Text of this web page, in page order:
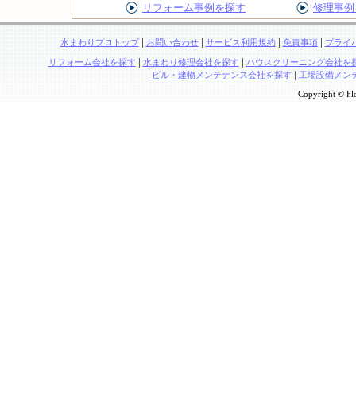
リフォーム事例を探す 修理事
水まわりプロトップ| お問い合わせ| サービス利用規約| 免責事項| プライ
リフォーム会社を探す | 水まわり修理会社を探す | ハウスクリーニング会社を
ビル・建物メンテナンス会社を探す| 工場設備メン
Copyright ©